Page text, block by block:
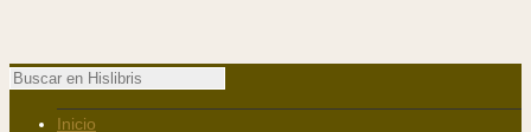
Inicio